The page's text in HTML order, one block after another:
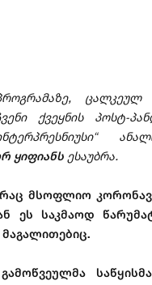
ცალკეულ
ქვეყნის პოსტ-
ყიფიანს ესაუბრა.
მსოფლიო
ეს საკმაოდ